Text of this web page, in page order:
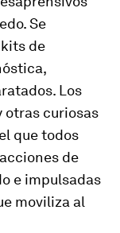
Se
de
Los
otras curiosas
que todos
de
e impulsadas
moviliza al